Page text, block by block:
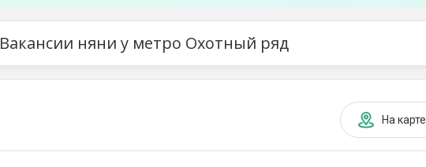
Вакансии няни у метро Охотный ряд
На карте